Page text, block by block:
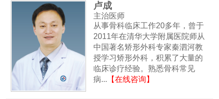
卢成
主治医师
从事骨科临床工作20多年，曾于
2011年在清华大学附属医院师从
中国著名矫形外科专家秦泗河教
授学习矫形外科，积累了大量的
临床诊疗经验。熟悉骨科常见
病... 【在线咨询】